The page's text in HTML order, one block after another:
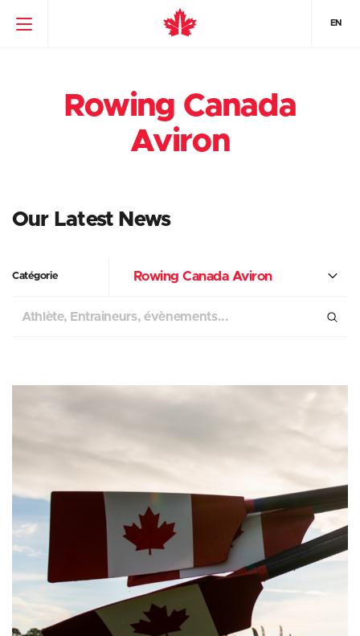
EN
Rowing Canada
Aviron
Our Latest News
Catégorie Rowing Canada Aviron